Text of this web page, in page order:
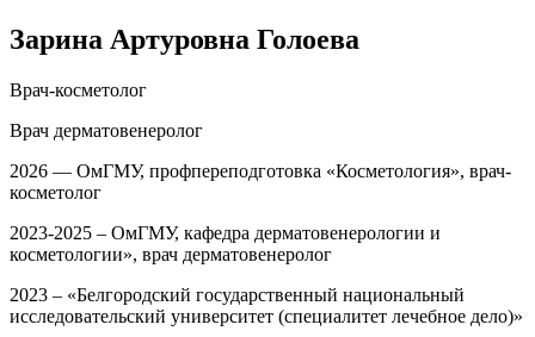
Зарина Артуровна Голоева
Врач-косметолог
Врач дерматовенеролог
2026 — ОмГМУ, профпереподготовка «Косметология», врач-
косметолог
2023-2025 – ОмГМУ, кафедра дерматовенерологии и
косметологии», врач дерматовенеролог
2023 – «Белгородский государственный национальный
исследовательский университет (специалитет лечебное дело)»